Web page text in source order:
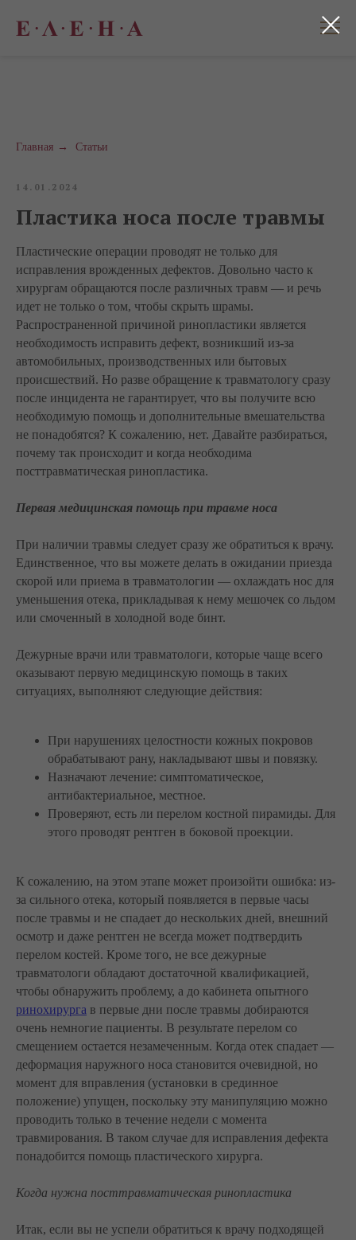
Главная → Статьи
14.01.2024
Пластика носа после травмы
Пластические операции проводят не только для
исправления врожденных дефектов. Довольно часто к
хирургам обращаются после различных травм — и речь
идет не только о том, чтобы скрыть шрамы.
Распространенной причиной ринопластики является
необходимость исправить дефект, возникший из-за
автомобильных, производственных или бытовых
происшествий. Но разве обращение к травматологу сразу
после инцидента не гарантирует, что вы получите всю
необходимую помощь и дополнительные вмешательства
не понадобятся? К сожалению, нет. Давайте разбираться,
почему так происходит и когда необходима
посттравматическая ринопластика.
Первая медицинская помощь при травме носа
При наличии травмы следует сразу же обратиться к врачу.
Единственное, что вы можете делать в ожидании приезда
скорой или приема в травматологии — охлаждать нос для
уменьшения отека, прикладывая к нему мешочек со льдом
или смоченный в холодной воде бинт.
Дежурные врачи или травматологи, которые чаще всего
оказывают первую медицинскую помощь в таких
ситуациях, выполняют следующие действия:
При нарушениях целостности кожных покровов
обрабатывают рану, накладывают швы и повязку.
Назначают лечение: симптоматическое,
антибактериальное, местное.
Проверяют, есть ли перелом костной пирамиды. Для
этого проводят рентген в боковой проекции.
К сожалению, на этом этапе может произойти ошибка: из-
за сильного отека, который появляется в первые часы
после травмы и не спадает до нескольких дней, внешний
осмотр и даже рентген не всегда может подтвердить
перелом костей. Кроме того, не все дежурные
травматологи обладают достаточной квалификацией,
чтобы обнаружить проблему, а до кабинета опытного
ринохирурга в первые дни после травмы добираются
очень немногие пациенты. В результате перелом со
смещением остается незамеченным. Когда отек спадает —
деформация наружного носа становится очевидной, но
момент для вправления (установки в срединное
положение) упущен, поскольку эту манипуляцию можно
проводить только в течение недели с момента
травмирования. В таком случае для исправления дефекта
понадобится помощь пластического хирурга.
Когда нужна посттравматическая ринопластика
Итак, если вы не успели обратиться к врачу подходящей